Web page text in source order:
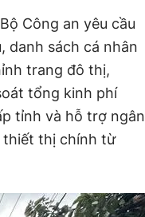
Bộ Công an yêu cầu
danh sách cá nhân
trang đô thị,
tổng kinh phí
tỉnh và hỗ trợ ngân
thiết thị chính từ